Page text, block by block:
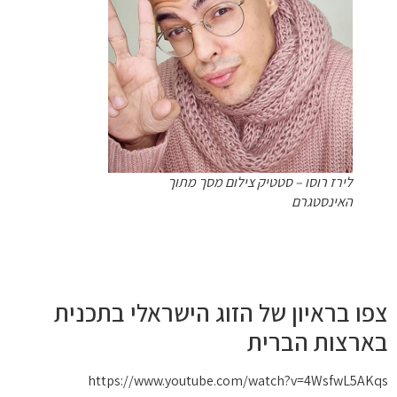
לירז רוסו – סטטיק צילום מסך מתוך
האינסטגרם
צפו בראיון של הזוג הישראלי בתכנית
בארצות הברית
https://www.youtube.com/watch?v=4WsfwL5AKqs